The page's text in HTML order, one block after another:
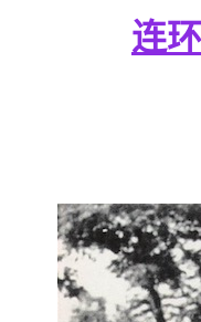
连